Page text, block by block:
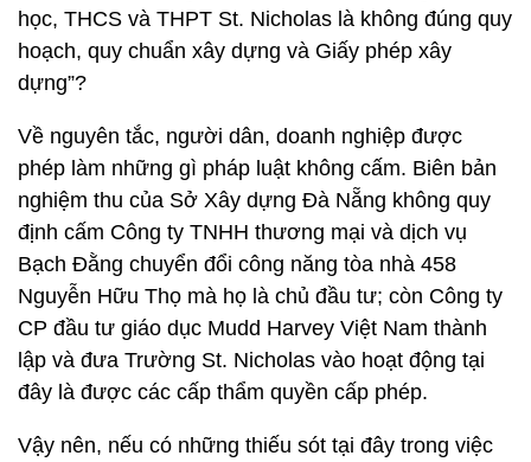
học, THCS và THPT St. Nicholas là không đúng quy
hoạch, quy chuẩn xây dựng và Giấy phép xây
dựng”?
Về nguyên tắc, người dân, doanh nghiệp được
phép làm những gì pháp luật không cấm. Biên bản
nghiệm thu của Sở Xây dựng Đà Nẵng không quy
định cấm Công ty TNHH thương mại và dịch vụ
Bạch Đằng chuyển đổi công năng tòa nhà 458
Nguyễn Hữu Thọ mà họ là chủ đầu tư; còn Công ty
CP đầu tư giáo dục Mudd Harvey Việt Nam thành
lập và đưa Trường St. Nicholas vào hoạt động tại
đây là được các cấp thẩm quyền cấp phép.
Vậy nên, nếu có những thiếu sót tại đây trong việc